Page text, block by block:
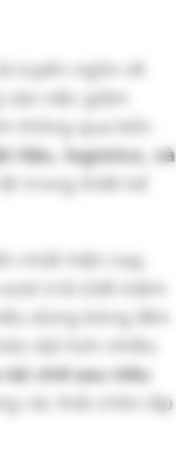
tuyên ngôn về
việc giảm
thông qua bốn
liệu, logistics, và
trong thiết kế
nhất hiện nay,
trội (tiết kiệm
dùng bóng đèn
dài hơn nhiều
chế sau tiêu
rác thải chôn lấp